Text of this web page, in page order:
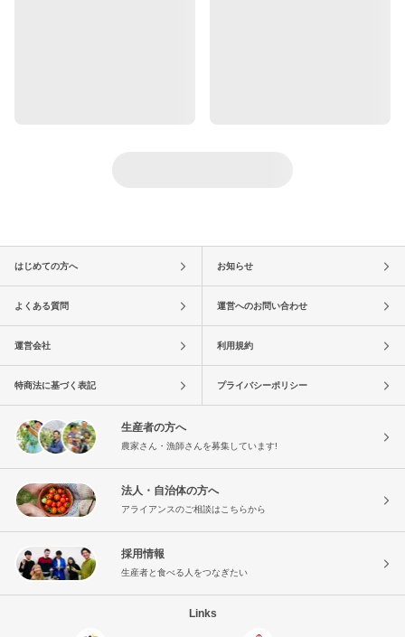
はじめての方へ お知らせ
よくある質問 運営へのお問い合わせ
運営会社 利用規約
特商法に基づく表記 プライバシーポリシー
生産者の方へ
農家さん・漁師さんを募集しています!
法人・自治体の方へ
アライアンスのご相談はこちらから
採用情報
生産者と食べる人をつなぎたい
Links